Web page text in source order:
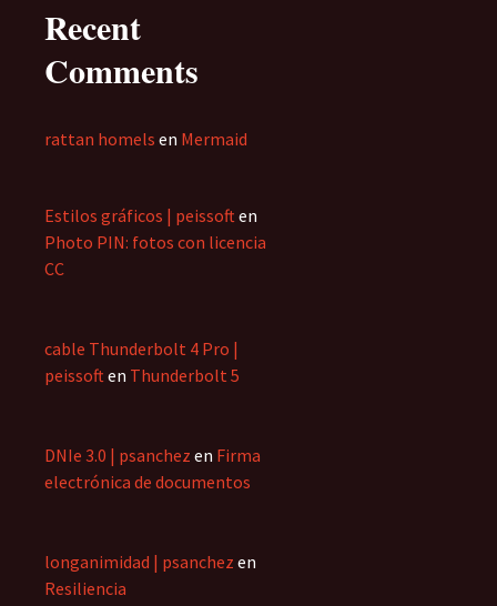
Recent
Comments
rattan homels en Mermaid
Estilos gráficos | peissoft en
Photo PIN: fotos con licencia
CC
cable Thunderbolt 4 Pro |
peissoft en Thunderbolt 5
DNIe 3.0 | psanchez en Firma
electrónica de documentos
longanimidad | psanchez en
Resiliencia